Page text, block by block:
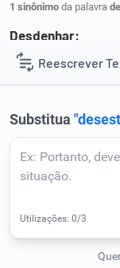
Reescrever
Corrigir Texto
Humanizador
1 sinônimo da palavra
Desdenhar:
1 renuncies.